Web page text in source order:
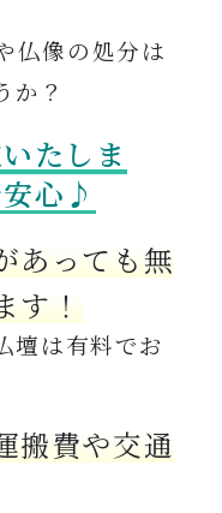
仏像の処分は
か？
たしま
心♪
あっても無
す！
壇は有料でお
搬費や交通